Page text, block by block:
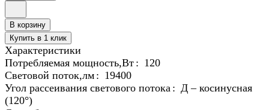
В корзину
Купить в 1 клик
Характеристики
Потребляемая мощность,Вт : 120
Световой поток,лм : 19400
Угол рассеивания светового потока : Д – косинусная
(120°)